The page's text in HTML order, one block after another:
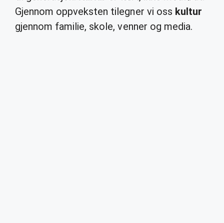
Gjennom oppveksten tilegner vi oss kultur
gjennom familie, skole, venner og media.